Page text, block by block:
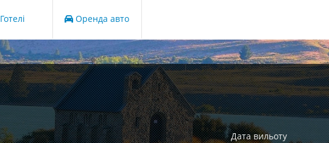
Готелі Оренда авто
Дата вильоту